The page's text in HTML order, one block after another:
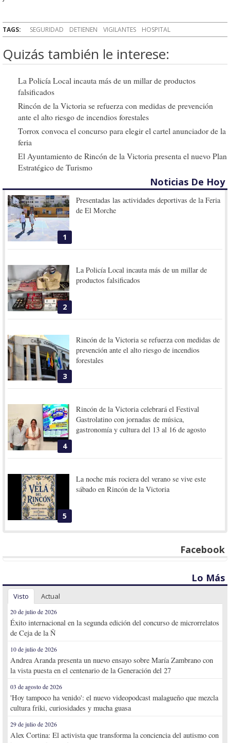
TAGS: SEGURIDAD DETIENEN VIGILANTES HOSPITAL
Quizás también le interese:
La Policía Local incauta más de un millar de productos
falsificados
Rincón de la Victoria se refuerza con medidas de prevención
ante el alto riesgo de incendios forestales
Torrox convoca el concurso para elegir el cartel anunciador de la
feria
El Ayuntamiento de Rincón de la Victoria presenta el nuevo Plan
Estratégico de Turismo
Noticias De Hoy
1
Presentadas las actividades deportivas de la Feria
de El Morche
2
La Policía Local incauta más de un millar de
productos falsificados
3
Rincón de la Victoria se refuerza con medidas de
prevención ante el alto riesgo de incendios
forestales
4
Rincón de la Victoria celebrará el Festival
Gastrolatino con jornadas de música,
gastronomía y cultura del 13 al 16 de agosto
5
La noche más rociera del verano se vive este
sábado en Rincón de la Victoria
Facebook
Lo Más
Visto Actual
20 de julio de 2026
Éxito internacional en la segunda edición del concurso de microrrelatos
de Ceja de la Ñ
10 de julio de 2026
Andrea Aranda presenta un nuevo ensayo sobre María Zambrano con
la vista puesta en el centenario de la Generación del 27
03 de agosto de 2026
'Hoy tampoco ha venido': el nuevo videopodcast malagueño que mezcla
cultura friki, curiosidades y mucha guasa
29 de julio de 2026
Alex Cortina: El activista que transforma la conciencia del autismo con